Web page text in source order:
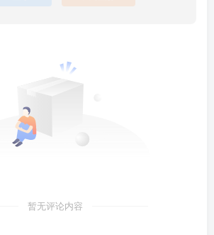
暂无评论内容